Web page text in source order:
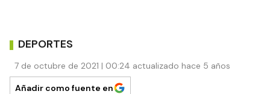
DEPORTES
7 de octubre de 2021 | 00:24 actualizado hace 5 años
Añadir como fuente en